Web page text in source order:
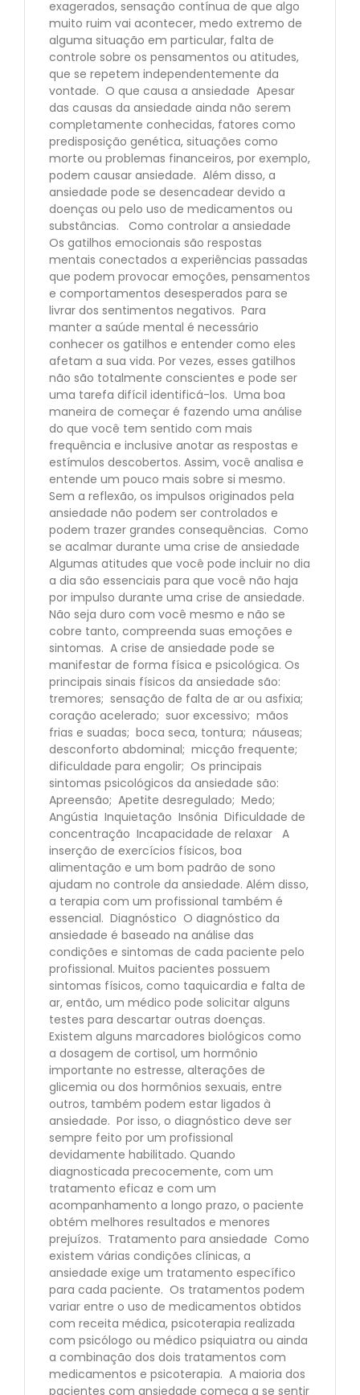
exagerados, sensação contínua de que algo
muito ruim vai acontecer, medo extremo de
alguma situação em particular, falta de
controle sobre os pensamentos ou atitudes,
que se repetem independentemente da
vontade. O que causa a ansiedade Apesar
das causas da ansiedade ainda não serem
completamente conhecidas, fatores como
predisposição genética, situações como
morte ou problemas financeiros, por exemplo,
podem causar ansiedade. Além disso, a
ansiedade pode se desencadear devido a
doenças ou pelo uso de medicamentos ou
substâncias. Como controlar a ansiedade
Os gatilhos emocionais são respostas
mentais conectados a experiências passadas
que podem provocar emoções, pensamentos
e comportamentos desesperados para se
livrar dos sentimentos negativos. Para
manter a saúde mental é necessário
conhecer os gatilhos e entender como eles
afetam a sua vida. Por vezes, esses gatilhos
não são totalmente conscientes e pode ser
uma tarefa difícil identificá-los. Uma boa
maneira de começar é fazendo uma análise
do que você tem sentido com mais
frequência e inclusive anotar as respostas e
estímulos descobertos. Assim, você analisa e
entende um pouco mais sobre si mesmo.
Sem a reflexão, os impulsos originados pela
ansiedade não podem ser controlados e
podem trazer grandes consequências. Como
se acalmar durante uma crise de ansiedade
Algumas atitudes que você pode incluir no dia
a dia são essenciais para que você não haja
por impulso durante uma crise de ansiedade.
Não seja duro com você mesmo e não se
cobre tanto, compreenda suas emoções e
sintomas. A crise de ansiedade pode se
manifestar de forma física e psicológica. Os
principais sinais físicos da ansiedade são:
tremores; sensação de falta de ar ou asfixia;
coração acelerado; suor excessivo; mãos
frias e suadas; boca seca, tontura; náuseas;
desconforto abdominal; micção frequente;
dificuldade para engolir; Os principais
sintomas psicológicos da ansiedade são:
Apreensão; Apetite desregulado; Medo;
Angústia Inquietação Insônia Dificuldade de
concentração Incapacidade de relaxar A
inserção de exercícios físicos, boa
alimentação e um bom padrão de sono
ajudam no controle da ansiedade. Além disso,
a terapia com um profissional também é
essencial. Diagnóstico O diagnóstico da
ansiedade é baseado na análise das
condições e sintomas de cada paciente pelo
profissional. Muitos pacientes possuem
sintomas físicos, como taquicardia e falta de
ar, então, um médico pode solicitar alguns
testes para descartar outras doenças.
Existem alguns marcadores biológicos como
a dosagem de cortisol, um hormônio
importante no estresse, alterações de
glicemia ou dos hormônios sexuais, entre
outros, também podem estar ligados à
ansiedade. Por isso, o diagnóstico deve ser
sempre feito por um profissional
devidamente habilitado. Quando
diagnosticada precocemente, com um
tratamento eficaz e com um
acompanhamento a longo prazo, o paciente
obtém melhores resultados e menores
prejuízos. Tratamento para ansiedade Como
existem várias condições clínicas, a
ansiedade exige um tratamento específico
para cada paciente. Os tratamentos podem
variar entre o uso de medicamentos obtidos
com receita médica, psicoterapia realizada
com psicólogo ou médico psiquiatra ou ainda
a combinação dos dois tratamentos com
medicamentos e psicoterapia. A maioria dos
pacientes com ansiedade começa a se sentir